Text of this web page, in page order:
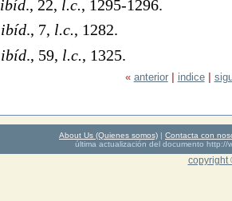
ibíd., 22, l.c., 1295-1296.
ibíd., 7, l.c., 1282.
ibíd., 59, l.c., 1325.
« anterior | indice |
About Us (Quienes somos) | Contacta con
última actualización del documento http://
copyright